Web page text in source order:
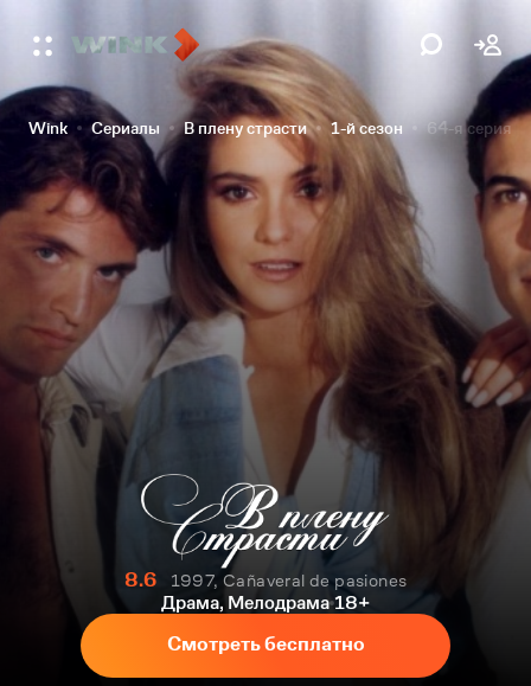
Wink Сериалы В плену страсти 1-й сезон 64-я серия
8.6
1997, Cañaveral de pasiones
Драма, Мелодрама 18+
Смотреть бесплатно